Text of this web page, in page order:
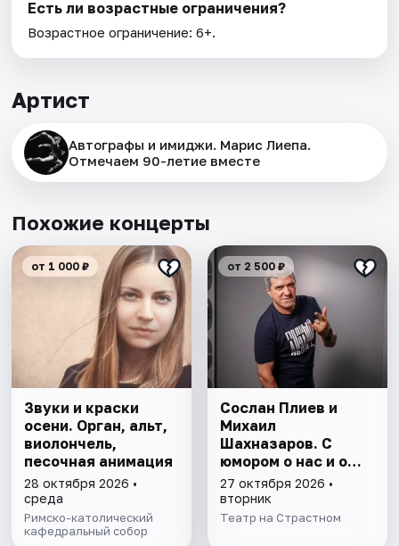
Есть ли возрастные ограничения?
Возрастное ограничение: 6+.
Артист
Автографы и имиджи. Марис Лиепа.
Отмечаем 90-летие вместе
Похожие концерты
от 1 000 ₽
Звуки и краски
осени. Орган, альт,
виолончель,
песочная анимация
28 октября 2026 •
среда
Римско-католический
кафедральный собор
от 2 500 ₽
Сослан Плиев и
Михаил
Шахназаров. С
юмором о нас и о
вас
27 октября 2026 •
вторник
Театр на Страстном